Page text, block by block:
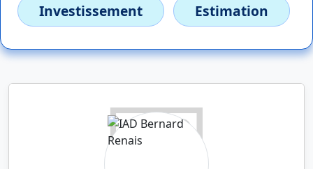
Investissement
Estimation